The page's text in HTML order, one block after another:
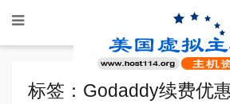
标签：Godaddy续费优